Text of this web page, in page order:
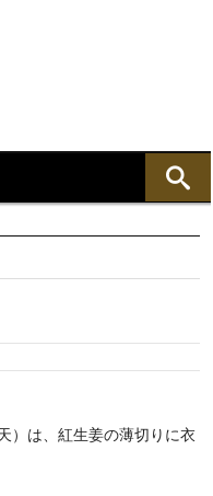
）は、紅生姜の薄切りに衣